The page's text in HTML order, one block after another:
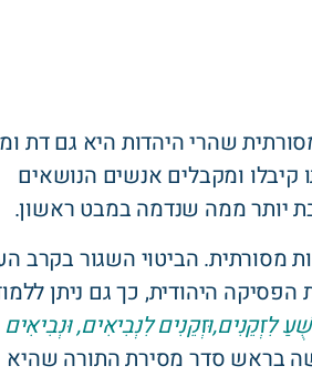
שהרי היהדות היא גם דת
קיבלו ומקבלים אנשים הנושאים
יותר ממה שנדמה במבט ראשון.
מסורתית. הביטוי השגור בקרב
היהודית, כך גם ניתן
לִנְבִיאִים, וּנְבִיאִים
בראש סדר מסירת התורה שהיא